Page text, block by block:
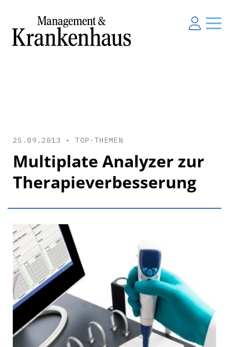
25.09.2013 •TOP-THEMEN
Multiplate Analyzer zur
Therapieverbesserung